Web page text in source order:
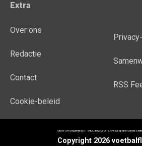
Extra
Over ons
Redactie
Contact
Cookie-beleid
RSS
Copyright 2026